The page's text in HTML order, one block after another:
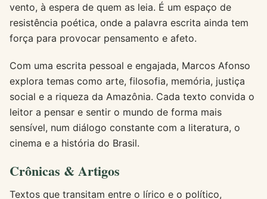
vento, à espera de quem as leia. É um espaço de
resistência poética, onde a palavra escrita ainda tem
força para provocar pensamento e afeto.
Com uma escrita pessoal e engajada, Marcos Afonso
explora temas como arte, filosofia, memória, justiça
social e a riqueza da Amazônia. Cada texto convida o
leitor a pensar e sentir o mundo de forma mais
sensível, num diálogo constante com a literatura, o
cinema e a história do Brasil.
Crônicas & Artigos
Textos que transitam entre o lírico e o político,